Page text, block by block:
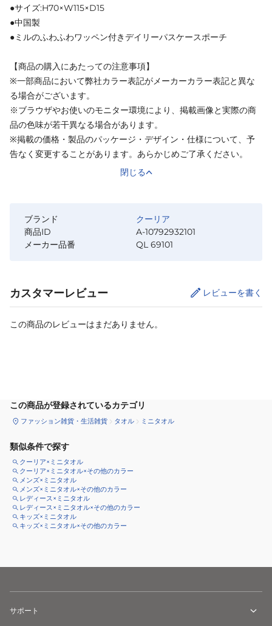
●サイズ:H70×W115×D15
●中国製
●ミルのふわふわワッペン付きデイリーパスケースポーチ
【商品の購入にあたっての注意事項】
※一部商品において弊社カラー表記がメーカーカラー表記と異な
る場合がございます。
※ブラウザやお使いのモニター環境により、掲載画像と実際の商
品の色味が若干異なる場合があります。
※掲載の価格・製品のパッケージ・デザイン・仕様について、予
告なく変更することがあります。あらかじめご了承ください。
閉じる
ブランド
クーリア
商品ID
A-10792932101
メーカー品番
QL 69101
カスタマーレビュー レビューを書く
この商品のレビューはまだありません。
この商品が登録されているカテゴリ
ファッション雑貨・生活雑貨 タオル ミニタオル
類似条件で探す
クーリア×ミニタオル
クーリア×ミニタオル×その他のカラー
メンズ×ミニタオル
メンズ×ミニタオル×その他のカラー
レディース×ミニタオル
レディース×ミニタオル×その他のカラー
キッズ×ミニタオル
キッズ×ミニタオル×その他のカラー
サポート